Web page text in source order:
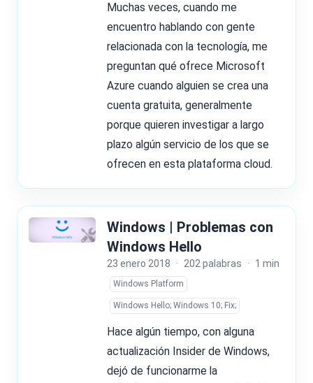
Muchas veces, cuando me
encuentro hablando con gente
relacionada con la tecnología, me
preguntan qué ofrece Microsoft
Azure cuando alguien se crea una
cuenta gratuita, generalmente
porque quieren investigar a largo
plazo algún servicio de los que se
ofrecen en esta plataforma cloud.
Windows | Problemas con
Windows Hello
23 enero 2018 · 202 palabras · 1 min
Windows Platform
Windows Hello; Windows 10; Fix;
Hace algún tiempo, con alguna
actualización Insider de Windows,
dejó de funcionarme la